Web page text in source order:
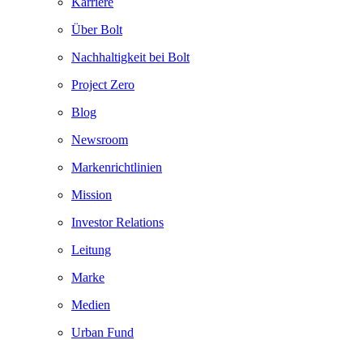
Über Bolt
Nachhaltigkeit bei Bolt
Project Zero
Blog
Newsroom
Markenrichtlinien
Mission
Investor Relations
Leitung
Marke
Medien
Urban Fund